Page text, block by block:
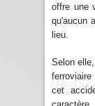
offre une
qu'aucun
lieu.
Selon
ferroviaire
cet